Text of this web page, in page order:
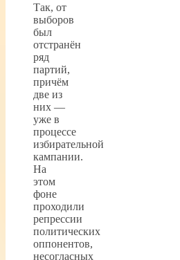
Так, от
выборов
был
отстранён
ряд
партий,
причём
две из
них —
уже в
процессе
избирательной
кампании.
На
этом
фоне
проходили
репрессии
политических
оппонентов,
несогласных